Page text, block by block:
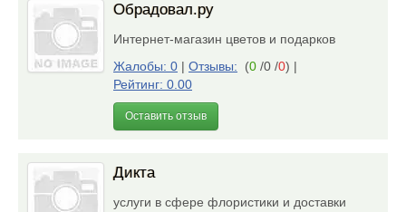
Обрадовал.ру
Интернет-магазин цветов и подарков
Жалобы: 0 | Отзывы: (0 /0 /0) |
Рейтинг: 0.00
Оставить отзыв
Дикта
услуги в сфере флористики и доставки